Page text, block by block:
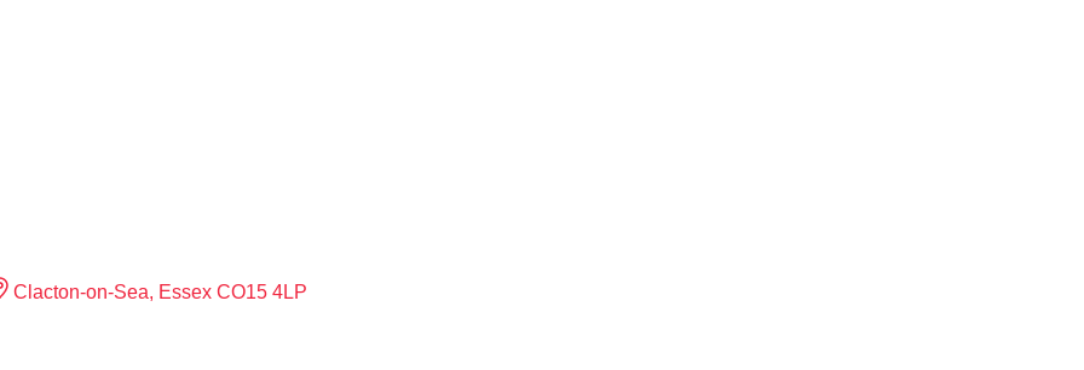
Clacton-on-Sea, Essex CO15 4LP